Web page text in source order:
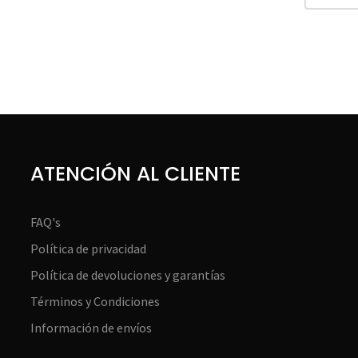
ATENCIÓN AL CLIENTE
FAQ's
Política de privacidad
Política de devoluciones y garantías
Términos y Condiciones
Información de envíos